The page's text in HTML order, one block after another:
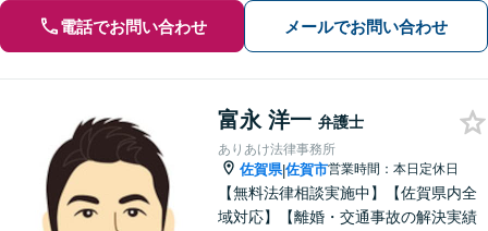
電話でお問い合わせ メールでお問い合わせ
富永 洋一 弁護士
ありあけ法律事務所
佐賀県|佐賀市営業時間：本日定休日
【無料法律相談実施中】【佐賀県内全
域対応】【離婚・交通事故の解決実績